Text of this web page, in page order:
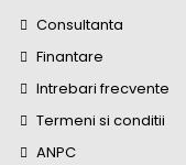
Consultanta
Finantare
Intrebari frecvente
Termeni si conditii
ANPC